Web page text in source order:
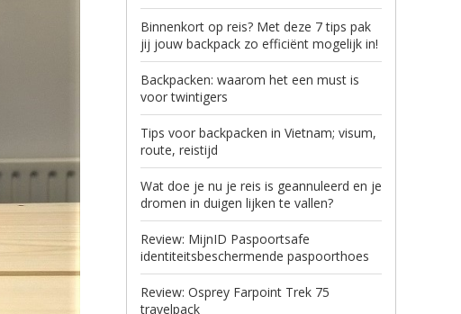
Binnenkort op reis? Met deze 7 tips pak
jij jouw backpack zo efficiënt mogelijk in!
Backpacken: waarom het een must is
voor twintigers
Tips voor backpacken in Vietnam; visum,
route, reistijd
Wat doe je nu je reis is geannuleerd en je
dromen in duigen lijken te vallen?
Review: MijnID Paspoortsafe
identiteitsbeschermende paspoorthoes
Review: Osprey Farpoint Trek 75
travelpack